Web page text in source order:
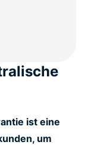
ist eine
um